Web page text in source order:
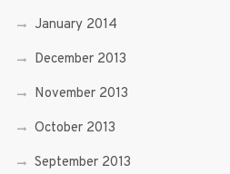
January 2014
December 2013
November 2013
October 2013
September 2013